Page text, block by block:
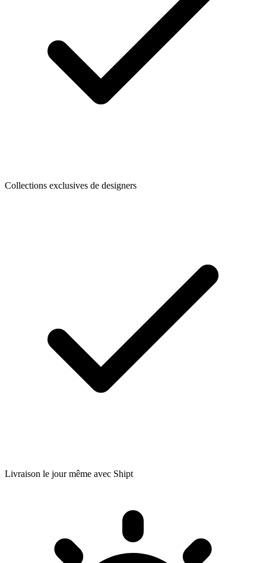
Collections exclusives de designers
Livraison le jour même avec Shipt